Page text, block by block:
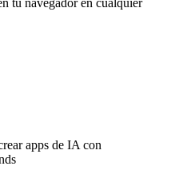
apps de IA con